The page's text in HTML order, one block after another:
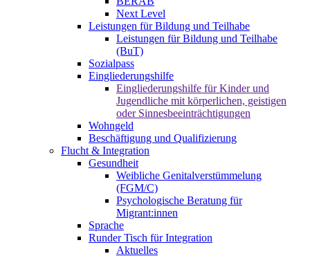
Next Level
Leistungen für Bildung und Teilhabe
Leistungen für Bildung und Teilhabe
(BuT)
Sozialpass
Eingliederungshilfe
Eingliederungshilfe für Kinder und
Jugendliche mit körperlichen, geistigen
oder Sinnesbeeinträchtigungen
Wohngeld
Beschäftigung und Qualifizierung
Flucht & Integration
Gesundheit
Weibliche Genitalverstümmelung
(FGM/C)
Psychologische Beratung für
Migrant:innen
Sprache
Runder Tisch für Integration
Aktuelles